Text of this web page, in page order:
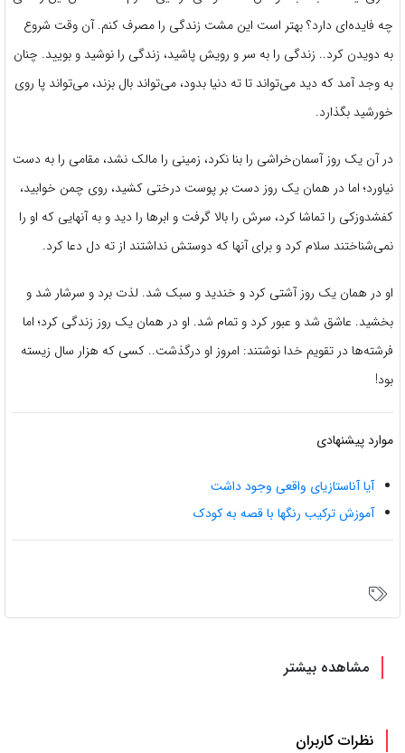
چه فایده‌ای دارد؟ بهتر است این مشت زندگی را مصرف کنم. آن وقت شروع
به دویدن کرد.. زندگی را به سر و رویش پاشید، زندگی را نوشید و بویید. چنان
به وجد آمد که دید می‌تواند تا ته دنیا بدود، می‌تواند بال بزند، می‌تواند پا روی
خورشید بگذارد.
در آن یک روز آسمان‌خراشی را بنا نکرد، زمینی را مالک نشد، مقامی را به دست
نیاورد؛ اما در همان یک روز دست بر پوست درختی کشید، روی چمن خوابید،
کفشدوزکی را تماشا کرد، سرش را بالا گرفت و ابرها را دید و به آنهایی که او را
نمی‌شناختند سلام کرد و برای آنها که دوستش نداشتند از ته دل دعا کرد.
او در همان یک روز آشتی کرد و خندید و سبک شد. لذت برد و سرشار شد و
بخشید. عاشق شد و عبور کرد و تمام شد. او در همان یک روز زندگی کرد؛ اما
فرشته‌ها در تقویم خدا نوشتند: امروز او درگذشت.. کسی که هزار سال زیسته
بود!
موارد پیشنهادی
آیا آناستازیای واقعی وجود داشت
آموزش ترکیب رنگها با قصه به کودک
مشاهده بیشتر
نظرات کاربران